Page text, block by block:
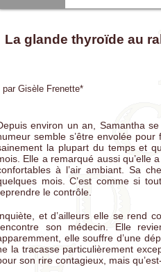
Optimiser la
Un lien entre le
L'eczéma: son
L'endométriose:
La sérotonine:
La glande thyroïde au
par Gisèle Frenette*
environ un an, Samantha
semble s’être envolée pour
la plupart du temps et
Elle a remarqué aussi qu’elle
à l’air ambiant. Sa
mois. C’est comme si
le contrôle.
et d’ailleurs elle se rend
son médecin. Elle
elle souffre d’une
la tracasse particulièrement
son rire contagieux, mais